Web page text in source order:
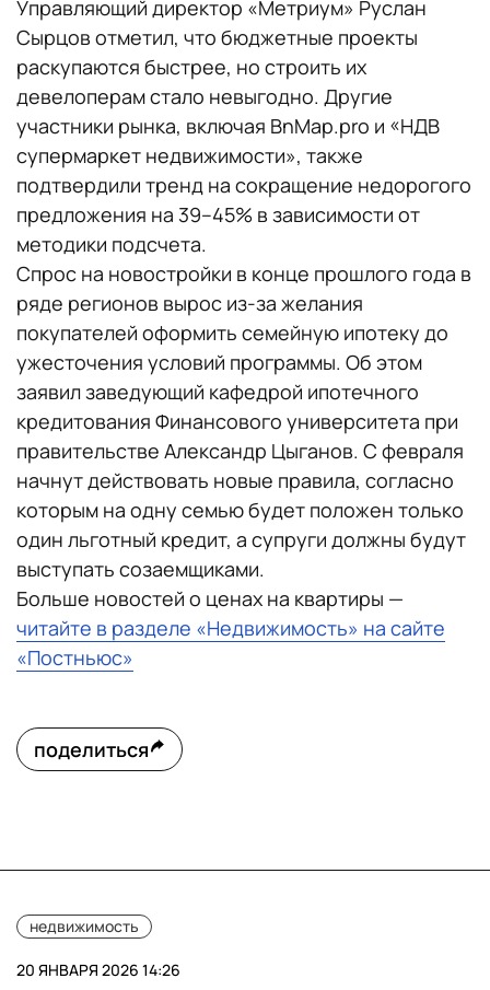
Управляющий директор «Метриум» Руслан
Сырцов отметил, что бюджетные проекты
раскупаются быстрее, но строить их
девелоперам стало невыгодно. Другие
участники рынка, включая BnMap.pro и «НДВ
супермаркет недвижимости», также
подтвердили тренд на сокращение недорогого
предложения на 39–45% в зависимости от
методики подсчета.
Спрос на новостройки в конце прошлого года в
ряде регионов вырос из-за желания
покупателей оформить семейную ипотеку до
ужесточения условий программы. Об этом
заявил заведующий кафедрой ипотечного
кредитования Финансового университета при
правительстве Александр Цыганов. С февраля
начнут действовать новые правила, согласно
которым на одну семью будет положен только
один льготный кредит, а супруги должны будут
выступать созаемщиками.
Больше новостей о ценах на квартиры —
читайте в разделе «Недвижимость» на сайте
«Постньюс»
поделиться
недвижимость
20 ЯНВАРЯ 2026 14:26